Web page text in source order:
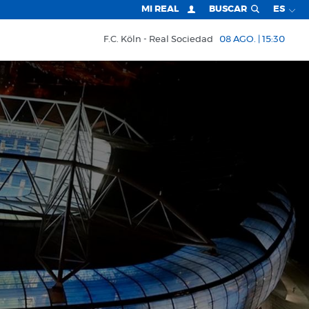
MI REAL BUSCAR ES
F.C. Köln Real Sociedad 08 AGO. | 15:30